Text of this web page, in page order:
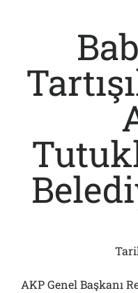
AKP Genel Başkanı